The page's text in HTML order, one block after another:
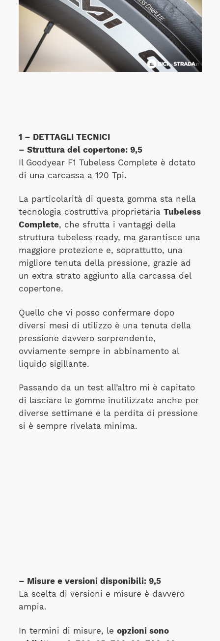
1 – DETTAGLI TECNICI
– Struttura del copertone: 9,5
Il Goodyear F1 Tubeless Complete è dotato
di una carcassa a 120 Tpi.
La particolarità di questa gomma sta nella
tecnologia costruttiva proprietaria Tubeless
Complete, che sfrutta i vantaggi della
struttura tubeless ready, ma garantisce una
maggiore protezione e, soprattutto, una
migliore tenuta della pressione, grazie ad
un extra strato aggiunto alla carcassa del
copertone.
Quello che vi posso confermare dopo
diversi mesi di utilizzo è una tenuta della
pressione davvero sorprendente,
ovviamente sempre in abbinamento al
liquido sigillante.
Passando da un test all’altro mi è capitato
di lasciare le gomme inutilizzate anche per
diverse settimane e la perdita di pressione
si è sempre rivelata minima.
– Misure e versioni disponibili: 9,5
La scelta di versioni e misure è davvero
ampia.
In termini di misure, le opzioni sono